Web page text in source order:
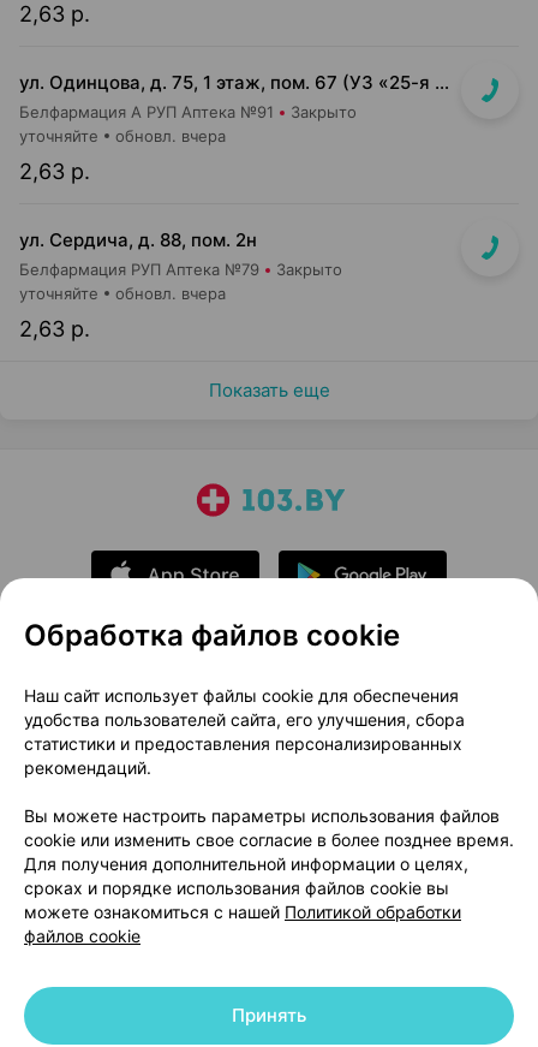
2,63 р.
ул. Одинцова, д. 75, 1 этаж, пом. 67 (УЗ «25-я детская п-ка»)
Белфармация А РУП Аптека №91 Закрыто
2,63 р.
уточняйте обновл. вчера
ул. Сердича, д. 88, пом. 2н
Белфармация РУП Аптека №79 Закрыто
2,63 р.
уточняйте обновл. вчера
Показать еще
О проекте
Новости проекта
Размещение рекламы
Медицинский маркетинг
Публичный договор
Доставка
Способы оплаты
Вакансии
Партнеры
Написать руководителю 103.by
Написать в поддержку
Персональные настройки Cookie
© 2026 ООО «Артокс Лаб», УНП 191700409 | 220012, Республика Беларусь,
Обработка файлов cookie
Наш сайт использует файлы cookie для обеспечения
удобства пользователей сайта, его улучшения, сбора
статистики и предоставления персонализированных
рекомендаций.
Вы можете настроить параметры использования файлов
cookie или изменить свое согласие в более позднее время.
Для получения дополнительной информации о целях,
сроках и порядке использования файлов cookie вы
можете ознакомиться с нашей Политикой обработки
файлов cookie
Принять